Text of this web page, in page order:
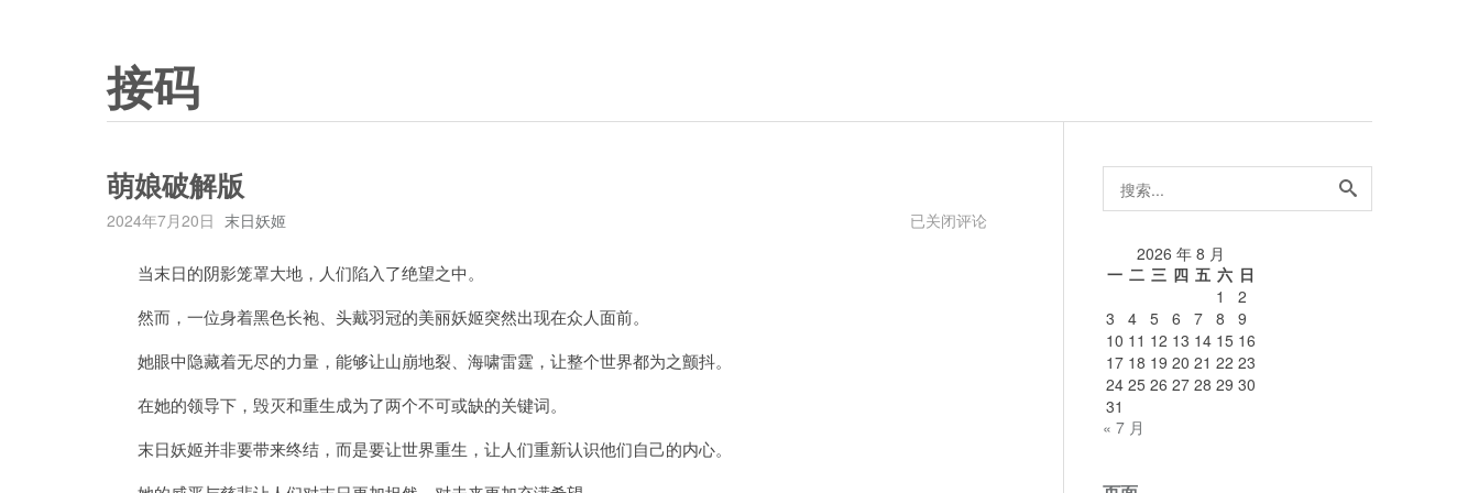
接码
萌娘破解版
2024年7月20日 末日妖姬
萌
已关闭评论
当末日的阴影笼罩大地，人们陷入了绝望之中。
然而，一位身着黑色长袍、头戴羽冠的美丽妖姬突然出现在众人面前。
她眼中隐藏着无尽的力量，能够让山崩地裂、海啸雷霆，让整个世界都为之颤抖。
在她的领导下，毁灭和重生成为了两个不可或缺的关键词。
末日妖姬并非要带来终结，而是要让世界重生，让人们重新认识他们自己的内心。
搜
索...
2026 年 8 月
一 二 三 四 五 六 日
1
2
3
4 5 6 7 8
9
10 11 12 13 14 15 16
17 18 19 20 21 22 23
24 25 26 27 28 29 30
31
« 7 月